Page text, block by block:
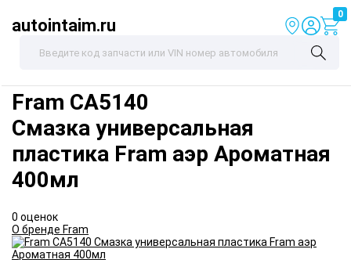
autointaim.ru
0
Fram CA5140
Смазка универсальная
пластика Fram аэр Ароматная
400мл
0 оценок
О бренде Fram